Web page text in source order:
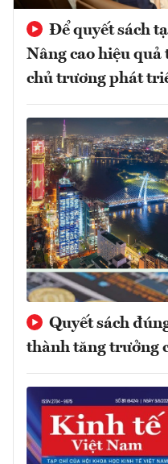
Để quyết sách
Nâng cao hiệu quả
chủ trương phát
Quyết sách
thành tăng trưởng